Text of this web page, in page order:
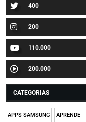
400
200
110.000
200.000
CATEGORIAS
APPS SAMSUNG APRENDE